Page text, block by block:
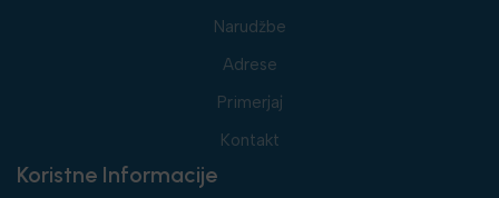
Narudžbe
Adrese
Primerjaj
Kontakt
Koristne Informacije